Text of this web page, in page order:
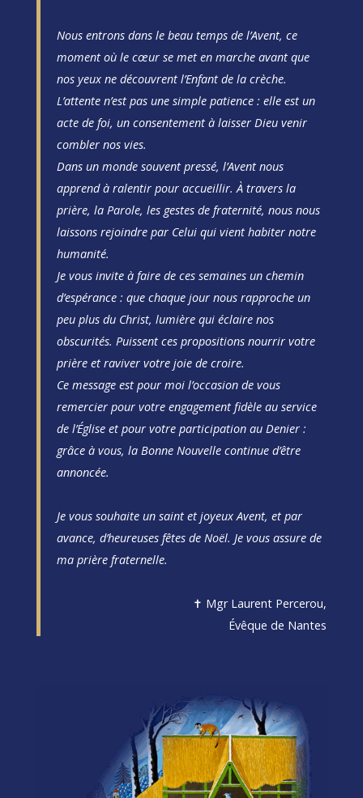
Nous entrons dans le beau temps de l’Avent, ce
moment où le cœur se met en marche avant que
nos yeux ne découvrent l’Enfant de la crèche.
L’attente n’est pas une simple patience : elle est un
acte de foi, un consentement à laisser Dieu venir
combler nos vies.
Dans un monde souvent pressé, l’Avent nous
apprend à ralentir pour accueillir. À travers la
prière, la Parole, les gestes de fraternité, nous nous
laissons rejoindre par Celui qui vient habiter notre
humanité.
Je vous invite à faire de ces semaines un chemin
d’espérance : que chaque jour nous rapproche un
peu plus du Christ, lumière qui éclaire nos
obscurités. Puissent ces propositions nourrir votre
prière et raviver votre joie de croire.
Ce message est pour moi l’occasion de vous
remercier pour votre engagement fidèle au service
de l’Église et pour votre participation au Denier :
grâce à vous, la Bonne Nouvelle continue d’être
annoncée.
Je vous souhaite un saint et joyeux Avent, et par
avance, d’heureuses fêtes de Noël. Je vous assure de
ma prière fraternelle.
✝ Mgr Laurent Percerou,
Évêque de Nantes